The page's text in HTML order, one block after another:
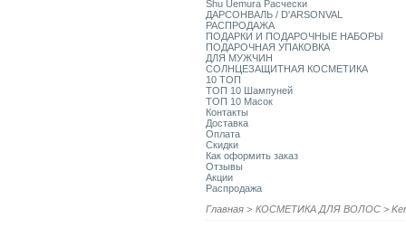
Shu Uemura Расчески
ДАРСОНВАЛЬ / D'ARSONVAL
РАСПРОДАЖА
ПОДАРКИ И ПОДАРОЧНЫЕ НАБОРЫ
ПОДАРОЧНАЯ УПАКОВКА
ДЛЯ МУЖЧИН
СОЛНЦЕЗАЩИТНАЯ КОСМЕТИКА
10 ТОП
ТОП 10 Шампуней
ТОП 10 Масок
Контакты
Доставка
Оплата
Скидки
Как оформить заказ
Отзывы
Акции
Распродажа
Главная > КОСМЕТИКА ДЛЯ ВОЛОС >